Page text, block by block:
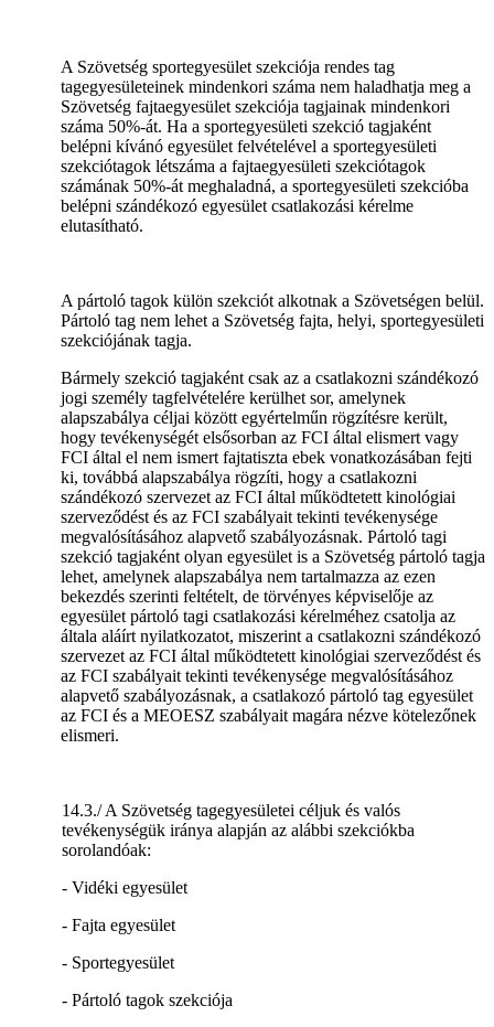
A Szövetség sportegyesület szekciója rendes tag
tagegyesületeinek mindenkori száma nem haladhatja meg a
Szövetség fajtaegyesület szekciója tagjainak mindenkori
száma 50%-át. Ha a sportegyesületi szekció tagjaként
belépni kívánó egyesület felvételével a sportegyesületi
szekciótagok létszáma a fajtaegyesületi szekciótagok
számának 50%-át meghaladná, a sportegyesületi szekcióba
belépni szándékozó egyesület csatlakozási kérelme
elutasítható.
A pártoló tagok külön szekciót alkotnak a Szövetségen belül.
Pártoló tag nem lehet a Szövetség fajta, helyi, sportegyesületi
szekciójának tagja.
Bármely szekció tagjaként csak az a csatlakozni szándékozó
jogi személy tagfelvételére kerülhet sor, amelynek
alapszabálya céljai között egyértelműn rögzítésre került,
hogy tevékenységét elsősorban az FCI által elismert vagy
FCI által el nem ismert fajtatiszta ebek vonatkozásában fejti
ki, továbbá alapszabálya rögzíti, hogy a csatlakozni
szándékozó szervezet az FCI által működtetett kinológiai
szerveződést és az FCI szabályait tekinti tevékenysége
megvalósításához alapvető szabályozásnak. Pártoló tagi
szekció tagjaként olyan egyesület is a Szövetség pártoló tagja
lehet, amelynek alapszabálya nem tartalmazza az ezen
bekezdés szerinti feltételt, de törvényes képviselője az
egyesület pártoló tagi csatlakozási kérelméhez csatolja az
általa aláírt nyilatkozatot, miszerint a csatlakozni szándékozó
szervezet az FCI által működtetett kinológiai szerveződést és
az FCI szabályait tekinti tevékenysége megvalósításához
alapvető szabályozásnak, a csatlakozó pártoló tag egyesület
az FCI és a MEOESZ szabályait magára nézve kötelezőnek
elismeri.
14.3./ A Szövetség tagegyesületei céljuk és valós
tevékenységük iránya alapján az alábbi szekciókba
sorolandóak:
- Vidéki egyesület
- Fajta egyesület
- Sportegyesület
- Pártoló tagok szekciója